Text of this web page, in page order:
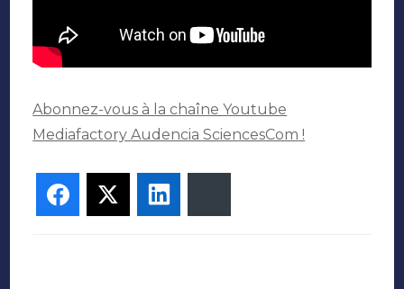
Abonnez-vous à la chaîne Youtube
MediafactoryAudencia SciencesCom !
FacebookTwitter